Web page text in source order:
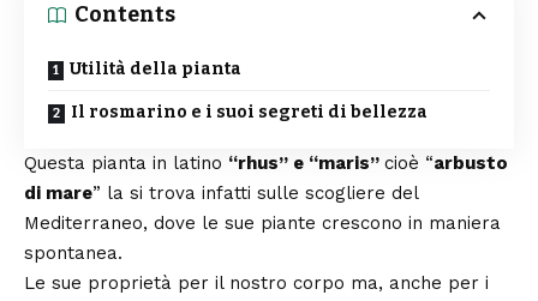
Contents
Utilità della pianta
Il rosmarino e i suoi segreti di bellezza
Questa pianta in latino “rhus” e “maris” cioè “arbusto
di mare” la si trova infatti sulle scogliere del
Mediterraneo, dove le sue piante crescono in maniera
spontanea.
Le sue proprietà per il nostro corpo ma, anche per i